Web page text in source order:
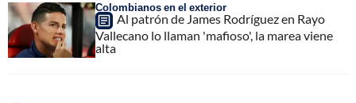
Colombianos en el exterior
Al patrón de James Rodríguez en Rayo
Vallecano lo llaman 'mafioso', la marea viene
alta